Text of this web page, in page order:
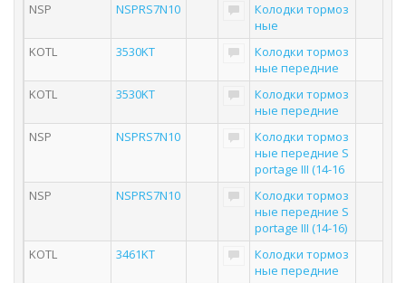
NSP
NSPRS7N10
Колодки тормоз
ные
KOTL
3530KT
Колодки тормоз
ные передние
KOTL
3530KT
Колодки тормоз
ные передние
NSP
NSPRS7N10
Колодки тормоз
ные передние S
portage III (14-16
NSP
NSPRS7N10
Колодки тормоз
ные передние S
portage III (14-16)
KOTL
3461KT
Колодки тормоз
ные передние